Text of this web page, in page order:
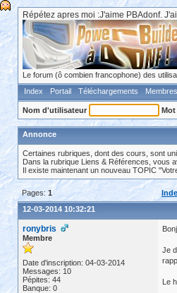
Répétez apres moi :J'aime PBAdonf.
Le forum (ô combien francophone) des
Index Portail Téléchargements Membres
Nom d'utilisateur Mot
Annonce
Certaines rubriques, dont des cours, sont
Dans la rubrique Liens & Références, vous
Il existe maintenant un nouveau TOPIC
Pages: 1
12-03-2014 10:32:21
ronybris
Membre
Date d'inscription: 04-03-2014
Messages: 10
Pépites: 44
Banque: 0
Je
Le